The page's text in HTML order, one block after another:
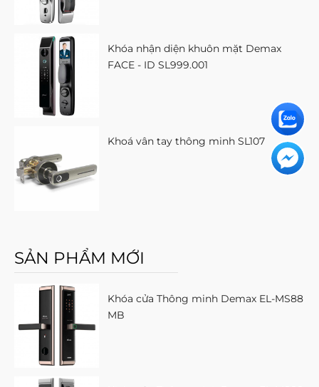
Khóa nhận diện khuôn mặt Demax
FACE - ID SL999.001
Khoá vân tay thông minh SL107
SẢN PHẨM MỚI
Khóa cửa Thông minh Demax EL-MS88
MB